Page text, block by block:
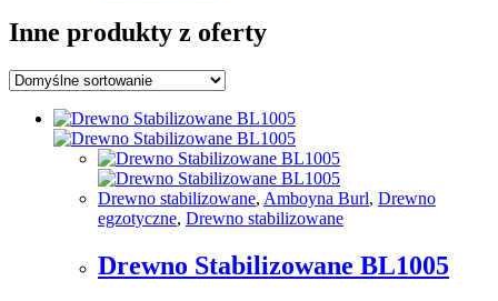
Inne produkty z oferty
Drewno stabilizowane, Amboyna Burl, Drewno
egzotyczne, Drewno stabilizowane
Drewno Stabilizowane BL1005